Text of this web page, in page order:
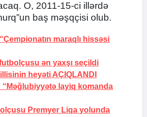
O, 2011-15-ci illərdə
baş məşqçisi olub.
maraqlı hissəsi
ən yaxşı seçildi
heyəti AÇIQLANDI
layiq komanda
Premyer Liqa yolunda